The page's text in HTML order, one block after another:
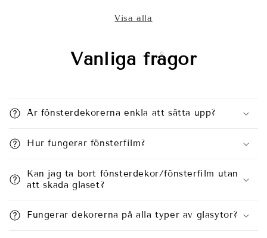
Visa alla
Vanliga frågor
Är fönsterdekorerna enkla att sätta upp?
Hur fungerar fönsterfilm?
Kan jag ta bort fönsterdekor/fönsterfilm utan
att skada glaset?
Fungerar dekorerna på alla typer av glasytor?